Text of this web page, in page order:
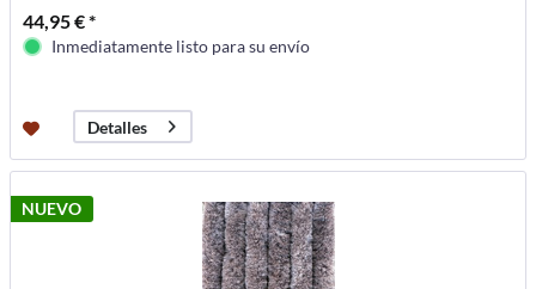
44,95 € *
Inmediatamente listo para su envío
Detalles
NUEVO